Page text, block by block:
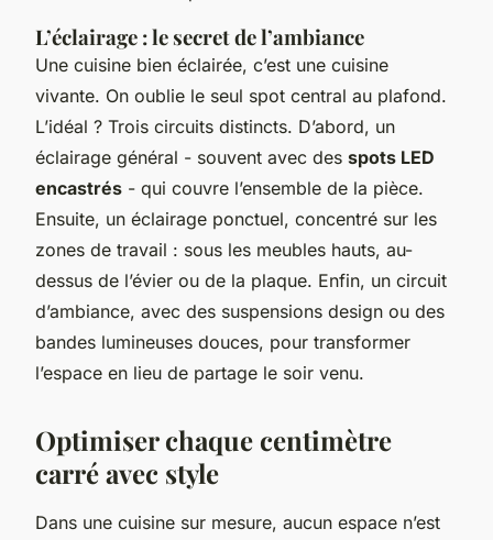
L’éclairage : le secret de l’ambiance
Une cuisine bien éclairée, c’est une cuisine
vivante. On oublie le seul spot central au plafond.
L’idéal ? Trois circuits distincts. D’abord, un
éclairage général - souvent avec des spots LED
encastrés - qui couvre l’ensemble de la pièce.
Ensuite, un éclairage ponctuel, concentré sur les
zones de travail : sous les meubles hauts, au-
dessus de l’évier ou de la plaque. Enfin, un circuit
d’ambiance, avec des suspensions design ou des
bandes lumineuses douces, pour transformer
l’espace en lieu de partage le soir venu.
Optimiser chaque centimètre
carré avec style
Dans une cuisine sur mesure, aucun espace n’est